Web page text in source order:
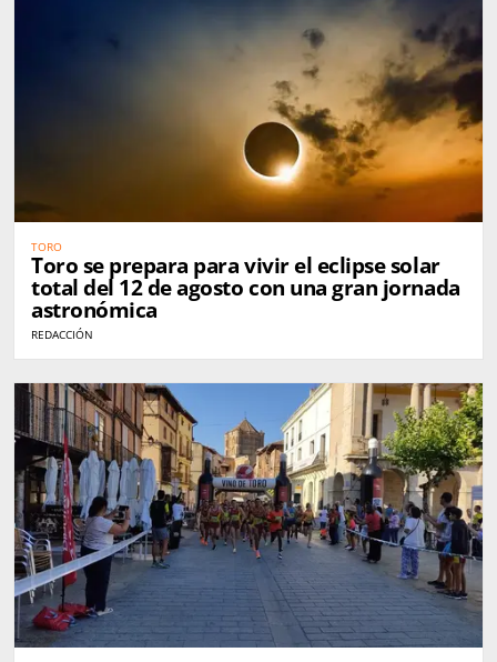
TORO
Toro se prepara para vivir el eclipse solar
total del 12 de agosto con una gran jornada
astronómica
REDACCIÓN